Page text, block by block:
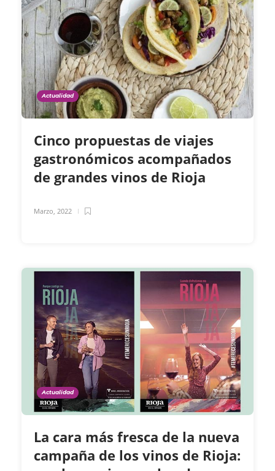
Actualidad
Cinco propuestas de viajes
gastronómicos acompañados
de grandes vinos de Rioja
Marzo, 2022
Actualidad
La cara más fresca de la nueva
campaña de los vinos de Rioja: